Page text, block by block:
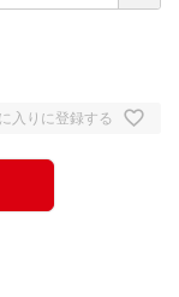
入りに登録する